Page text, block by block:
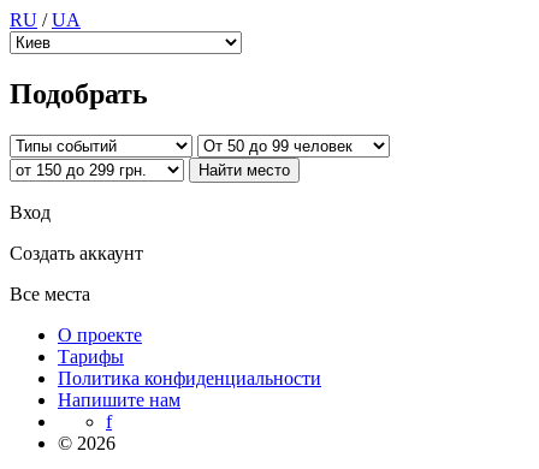
RU /UA
Подобрать
Вход
Создать аккаунт
Все места
О проекте
Тарифы
Политика конфиденциальности
Напишите нам
f
© 2026